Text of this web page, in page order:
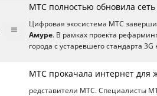
МТС полностью обновила
Цифровая экосистема МТС
Амуре. В рамках проекта
города с устаревшего стандарта
МТС прокачала интернет для
редставители МТС. Специалисты